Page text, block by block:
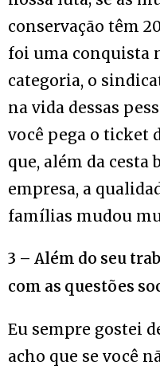
conservação têm
foi uma conquista
categoria, o
na vida dessas
você pega o ticket
que, além da cesta
empresa, a
famílias mudou
3 – Além do seu
com as questões
Eu sempre gostei
acho que se você